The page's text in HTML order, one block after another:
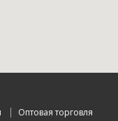
Оптовая торговля